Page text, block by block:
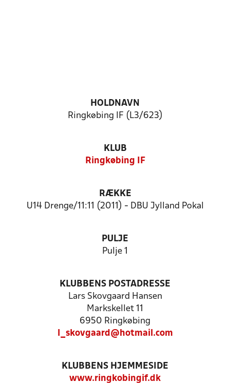
HOLDNAVN
Ringkøbing IF (L3/623)
KLUB
Ringkøbing IF
RÆKKE
U14 Drenge/11:11 (2011) - DBU Jylland Pokal
PULJE
Pulje 1
KLUBBENS POSTADRESSE
Lars Skovgaard Hansen
Markskellet 11
6950 Ringkøbing
l_skovgaard@hotmail.com
KLUBBENS HJEMMESIDE
www.ringkobingif.dk